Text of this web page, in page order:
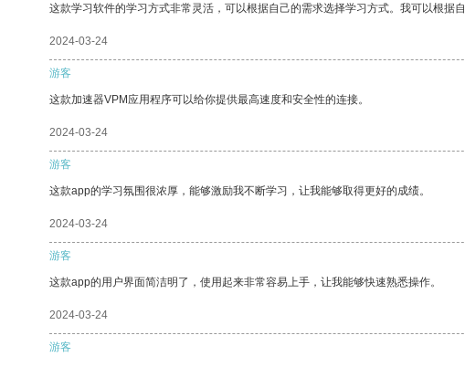
这款学习软件的学习方式非常灵活，可以根据自己的需求选择学习方式。我可以根据
2024-03-24
游客
这款加速器VPM应用程序可以给你提供最高速度和安全性的连接。
2024-03-24
游客
这款app的学习氛围很浓厚，能够激励我不断学习，让我能够取得更好的成绩。
2024-03-24
游客
这款app的用户界面简洁明了，使用起来非常容易上手，让我能够快速熟悉操作。
2024-03-24
游客